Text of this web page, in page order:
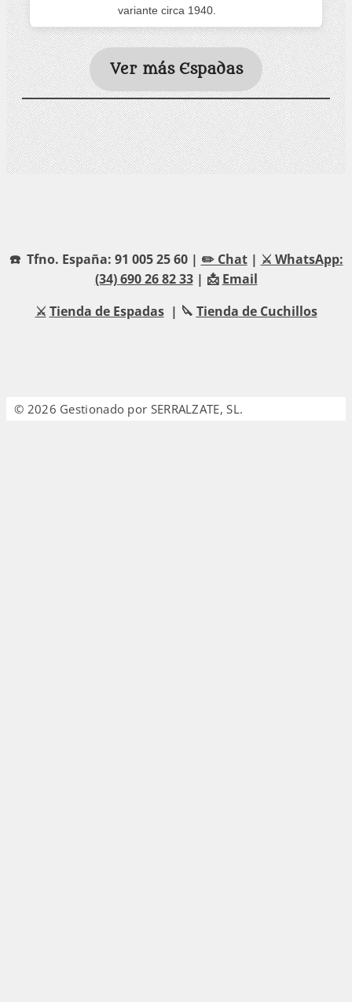
variante circa 1940.
Ver más Espadas
☎️ Tfno. España: 91 005 25 60 | ✏️ Chat| ⚔️ WhatsApp:
(34) 690 26 82 33| 📩 Email
⚔️ Tienda de Espadas| 🔪 Tienda de Cuchillos
© 2026 Gestionado por SERRALZATE, SL.